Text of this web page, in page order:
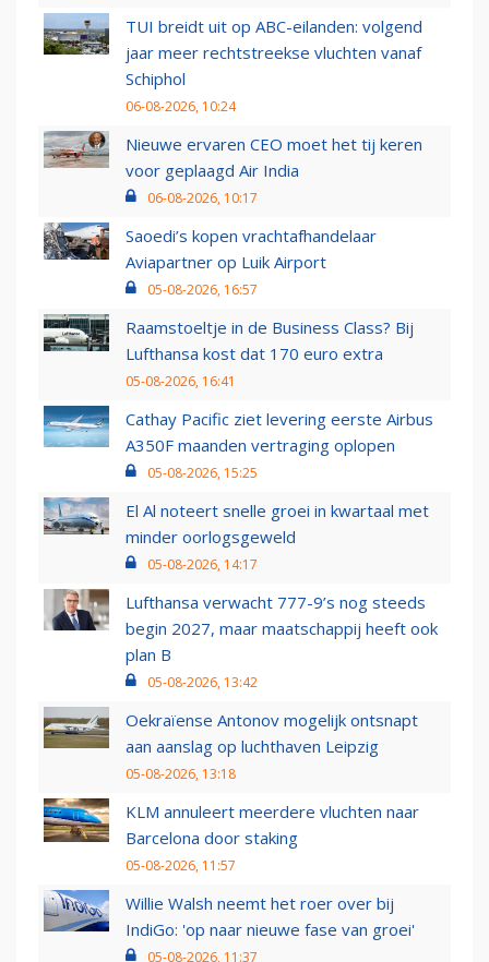
TUI breidt uit op ABC-eilanden: volgend
jaar meer rechtstreekse vluchten vanaf
Schiphol
06-08-2026, 10:24
Nieuwe ervaren CEO moet het tij keren
voor geplaagd Air India
06-08-2026, 10:17
Saoedi’s kopen vrachtafhandelaar
Aviapartner op Luik Airport
05-08-2026, 16:57
Raamstoeltje in de Business Class? Bij
Lufthansa kost dat 170 euro extra
05-08-2026, 16:41
Cathay Pacific ziet levering eerste Airbus
A350F maanden vertraging oplopen
05-08-2026, 15:25
El Al noteert snelle groei in kwartaal met
minder oorlogsgeweld
05-08-2026, 14:17
Lufthansa verwacht 777-9’s nog steeds
begin 2027, maar maatschappij heeft ook
plan B
05-08-2026, 13:42
Oekraïense Antonov mogelijk ontsnapt
aan aanslag op luchthaven Leipzig
05-08-2026, 13:18
KLM annuleert meerdere vluchten naar
Barcelona door staking
05-08-2026, 11:57
Willie Walsh neemt het roer over bij
IndiGo: 'op naar nieuwe fase van groei'
05-08-2026, 11:37